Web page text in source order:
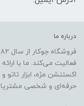
درباره ما
فعالیت می‌کند. ما با
اکستنشن مژه، ابزار تاتو
حرفه‌ای و شخصی